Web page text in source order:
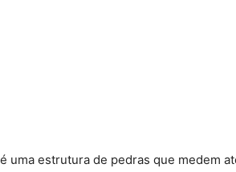
uma estrutura de pedras que medem